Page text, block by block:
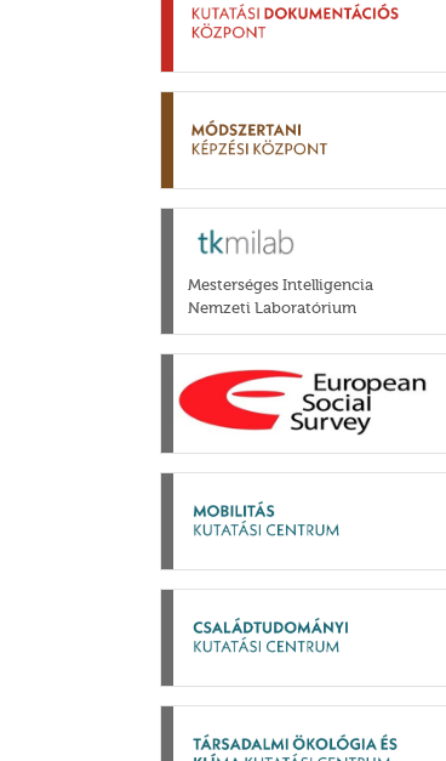
Mesterséges Intelligencia
Nemzeti Laboratórium